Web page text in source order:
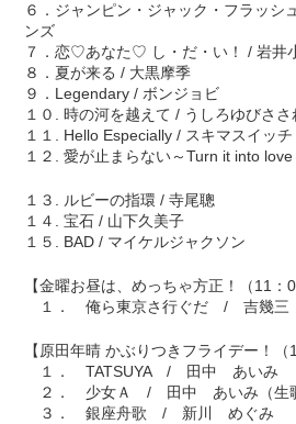
６．ジャンピン・ジャック・フラッシ
ンズ
７．恋♡あなた♡ し・だ・い！ / 岩井
８．夏が来る / 大黒摩季
９．Legendary / ボンジョビ
１０. 時の河を越えて / うしろゆびささ
１１. Hello Especially / スキマスイッチ
１２. 愛が止まらない～Turn it into
１３. ルビーの指環 / 寺尾聰
１４. 宝石 / 山下久美子
１５. BAD / マイケルジャクソン
【金曜お昼は、めっちゃ方正！（11：
１． 俺ら東京さ行ぐだ / 吉幾三
【原田年晴 かぶりつきフライデー！（
１． TATSUYA / 田中 あいみ
２． 少女Ａ / 田中 あいみ（生
３． 銀座舟歌 / 新川 めぐみ